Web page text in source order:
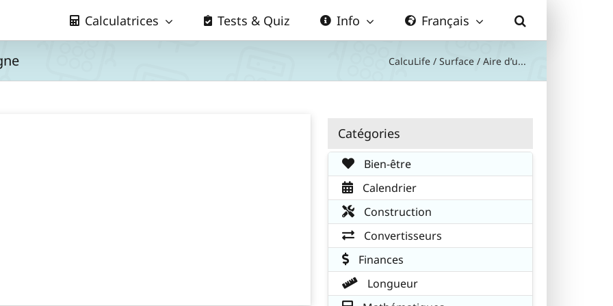
Calculatrices Tests & Quiz Info Français
CalcuLife / Surface / Aire d’u...
Catégories
Bien-être
Calendrier
Construction
Convertisseurs
Finances
Longueur